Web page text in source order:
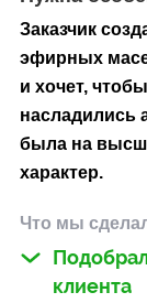
Заказчик
эфирных
и хочет,
насладились
была на
характер.
Что мы
клиента